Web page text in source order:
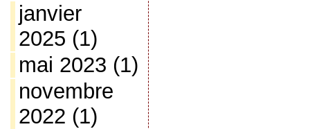
janvier
2025 (1)
mai 2023 (1)
novembre
2022 (1)